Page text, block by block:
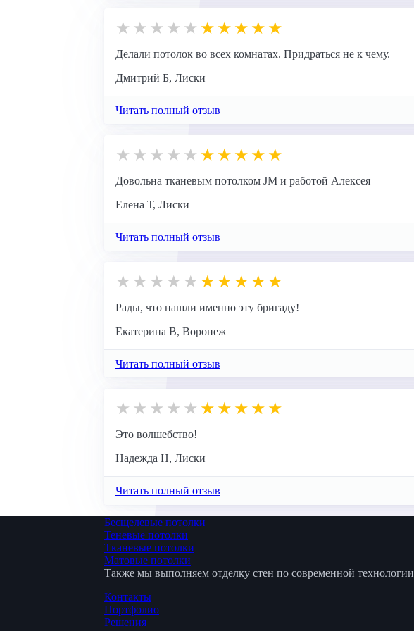
Делали потолок во всех комнатах. Придраться не к чему.
Дмитрий Б, Лиски
Читать полный отзыв
Довольна тканевым потолком JM и работой Алексея
Елена Т, Лиски
Читать полный отзыв
Рады, что нашли именно эту бригаду!
Екатерина В, Воронеж
Читать полный отзыв
Это волшебство!
Надежда Н, Лиски
Читать полный отзыв
Бесщелевые потолки
Теневые потолки
Тканевые потолки
Матовые потолки
Также мы выполняем отделку стен по современной технологии
Контакты
Портфолио
Решения